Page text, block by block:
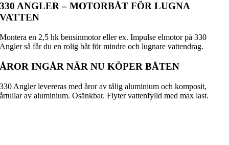
330 ANGLER – MOTORBÅT FÖR LUGNA
VATTEN
Montera en 2,5 hk bensinmotor eller ex. Impulse elmotor på 330
Angler så får du en rolig båt för mindre och lugnare vattendrag.
ÅROR INGÅR NÄR NU KÖPER BÅTEN
330 Angler levereras med åror av tålig aluminium och komposit,
årtullar av aluminium. Osänkbar. Flyter vattenfylld med max last.